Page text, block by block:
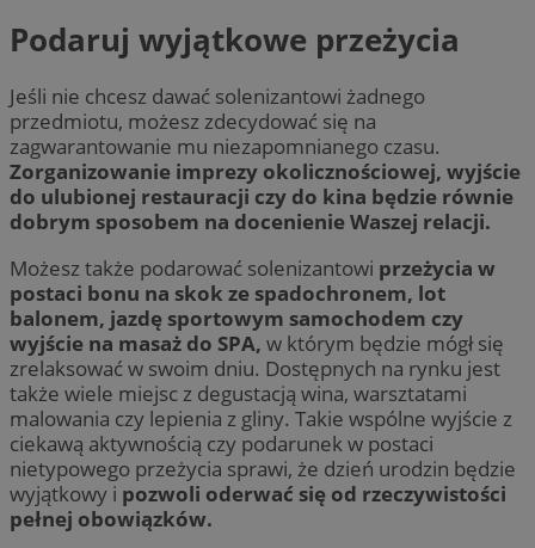
Podaruj wyjątkowe przeżycia
Jeśli nie chcesz dawać solenizantowi żadnego
przedmiotu, możesz zdecydować się na
zagwarantowanie mu niezapomnianego czasu.
Zorganizowanie imprezy okolicznościowej, wyjście
do ulubionej restauracji czy do kina będzie równie
dobrym sposobem na docenienie Waszej relacji.
Możesz także podarować solenizantowi przeżycia w
postaci bonu na skok ze spadochronem, lot
balonem, jazdę sportowym samochodem czy
wyjście na masaż do SPA, w którym będzie mógł się
zrelaksować w swoim dniu. Dostępnych na rynku jest
także wiele miejsc z degustacją wina, warsztatami
malowania czy lepienia z gliny. Takie wspólne wyjście z
ciekawą aktywnością czy podarunek w postaci
nietypowego przeżycia sprawi, że dzień urodzin będzie
wyjątkowy i pozwoli oderwać się od rzeczywistości
pełnej obowiązków.